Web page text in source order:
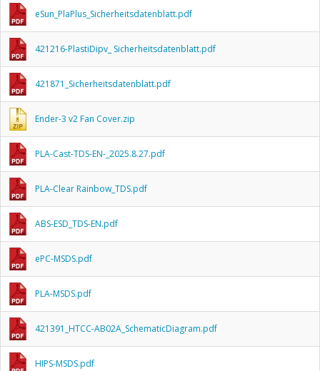
eSun_PlaPlus_Sicherheitsdatenblatt.pdf
421216-PlastiDipv_ Sicherheitsdatenblatt.pdf
421871_Sicherheitsdatenblatt.pdf
Ender-3 v2 Fan Cover.zip
PLA-Cast-TDS-EN-_2025.8.27.pdf
PLA-Clear Rainbow_TDS.pdf
ABS-ESD_TDS-EN.pdf
ePC-MSDS.pdf
PLA-MSDS.pdf
421391_HTCC-AB02A_SchematicDiagram.pdf
HIPS-MSDS.pdf